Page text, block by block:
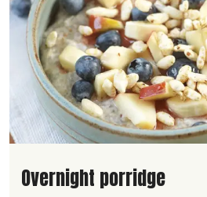
Lire la suite de la recette
Overnight porridge